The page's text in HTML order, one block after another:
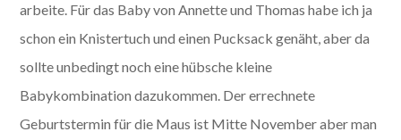
arbeite. Für das Baby von Annette und Thomas habe ich ja
schon ein Knistertuch und einen Pucksack genäht, aber da
sollte unbedingt noch eine hübsche kleine
Babykombination dazukommen. Der errechnete
Geburtstermin für die Maus ist Mitte November aber man